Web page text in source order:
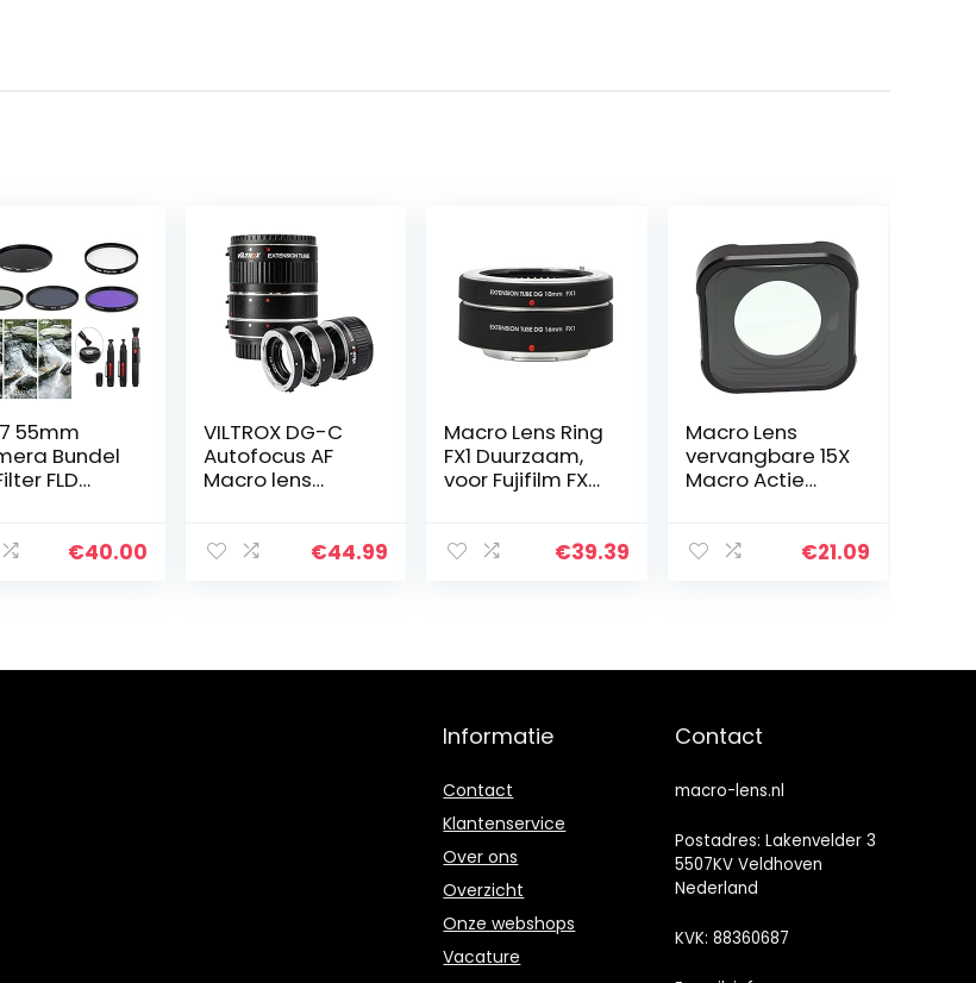
55mm
Bundel
FLD
€40.00
VILTROX DG-C
Autofocus AF
Macro lens
voor Canon€44.99
Macro Lens Ring
FX1 Duurzaam,
voor Fujifilm FX
€39.39
Macro Lens
vervangbare 15X
Macro Actie
Glas Extra
€21.09
Informatie
Contact
Klantenservice
Over ons
Overzicht
Onze webshops
Vacature
Contact
macro-lens.nl
Postadres: Lakenvelder 3
5507KV Veldhoven
Nederland
KVK: 88360687